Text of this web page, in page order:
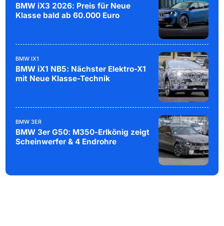
BMW iX3 2026: Preis für Neue
Klasse bald ab 60.000 Euro
BMW IX1
BMW iX1 NB5: Nächster Elektro-X1
mit Neue Klasse-Technik
BMW 3ER
BMW 3er G50: M350-Erlkönig zeigt
Scheinwerfer & 4 Endrohre